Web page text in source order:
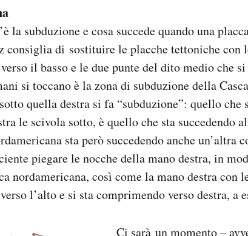
la subduzione e cosa succede quando una
consiglia di sostituire le placche tettoniche con
il basso e le due punte del dito medio che
si toccano è la zona di subduzione della
quella destra si fa “subduzione”: quello che
le scivola sotto, è quello che sta succedendo
sta però succedendo anche un’altra
piegare le nocche della mano destra, in
nordamericana, così come la mano destra con
l’alto e si sta comprimendo verso destra, a
Ci sarà un momento –